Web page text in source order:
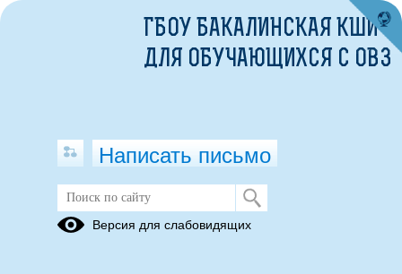
Адаптированная образовательная
ГБОУ БАКАЛИНСКАЯ КШИ
ДЛЯ ОБУЧАЮЩИХСЯ С ОВЗ
Написать письмо
Версия для слабовидящих